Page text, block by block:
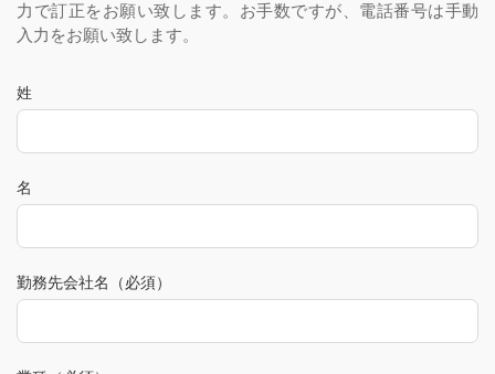
力で訂正をお願い致します。お手数ですが、電話番号は手動
入力をお願い致します。
姓
名
勤務先会社名（必須）